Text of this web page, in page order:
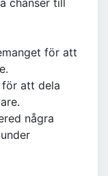
chanser till
för att
att dela
några